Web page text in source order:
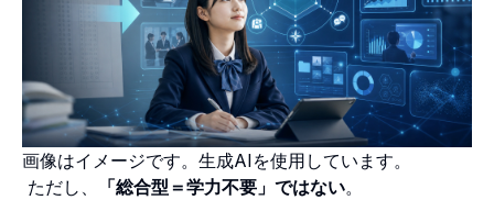
画像はイメージです。生成AIを使用しています。
ただし、
「総合型＝学力不要」ではない。